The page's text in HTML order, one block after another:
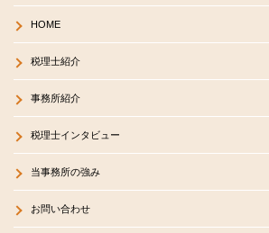
HOME
税理士紹介
事務所紹介
税理士インタビュー
当事務所の強み
お問い合わせ